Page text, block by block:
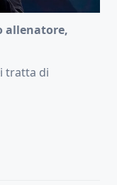
allenatore,
tratta di